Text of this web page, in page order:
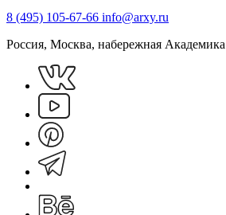
8 (495) 105-67-66 info@arxy.ru
Россия, Москва, набережная